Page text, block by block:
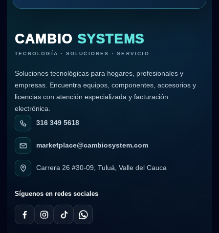
CAMBIO SYSTEMS
TECNOLOGÍA · SOLUCIONES · SERVICIO
Soluciones tecnológicas para hogares, profesionales y
empresas. Encuentra equipos, componentes, accesorios y
licencias con atención especializada y facturación
electrónica.
316 349 5618
marketplace@cambiosystem.com
Carrera 26 #30-09, Tuluá, Valle del Cauca
Síguenos en redes sociales